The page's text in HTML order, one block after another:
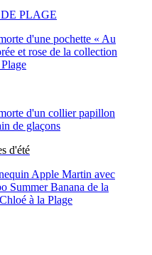
PLAGE
d'été